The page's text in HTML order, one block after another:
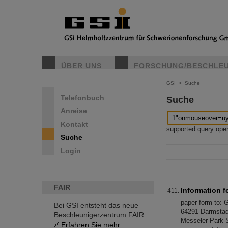
ÜBER UNS FORSCHUNG/
Telefonbuch
Anreise
Kontakt
Suche
Login
FAIR
Bei GSI entsteht das neue
Beschleunigerzentrum FAIR.
Erfahren Sie mehr.
GSI > Suche
Suche
supported query
Information
paper form to:
64291
Messeler-